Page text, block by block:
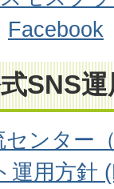
Facebook
SNS
センター
運用方針